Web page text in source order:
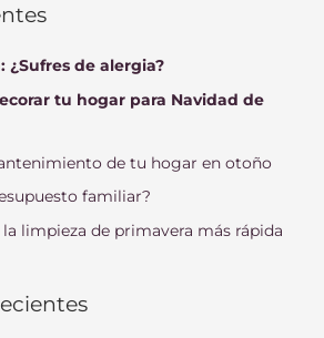
¿Sufres de alergia?
tu hogar para Navidad de
de tu hogar en otoño
familiar?
limpieza de primavera más rápida